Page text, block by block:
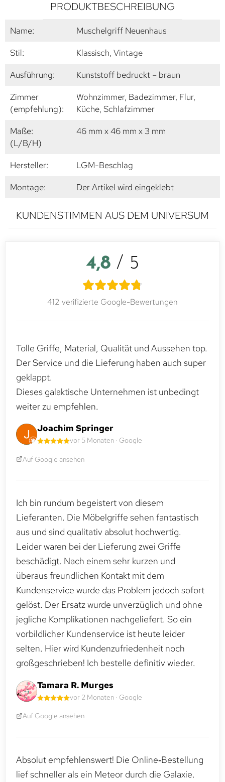
PRODUKTBESCHREIBUNG
Name:
Muschelgriff Neuenhaus
Stil:
Klassisch, Vintage
Ausführung:
Kunststoff bedruckt – braun
Zimmer
(empfehlung):
Wohnzimmer, Badezimmer, Flur,
Küche, Schlafzimmer
Maße:
(L/B/H)
46 mm x 46 mm x 3 mm
Hersteller:
LGM-Beschlag
Montage:
Der Artikel wird eingeklebt
KUNDENSTIMMEN AUS DEM UNIVERSUM
4,8 / 5
412 verifizierte Google-Bewertungen
Tolle Griffe, Material, Qualität und Aussehen top.
Der Service und die Lieferung haben auch super
geklappt.
Dieses galaktische Unternehmen ist unbedingt
weiter zu empfehlen.
Joachim Springer
vor 5 Monaten · Google
Auf Google ansehen
Ich bin rundum begeistert von diesem
Lieferanten. Die Möbelgriffe sehen fantastisch
aus und sind qualitativ absolut hochwertig.
Leider waren bei der Lieferung zwei Griffe
beschädigt. Nach einem sehr kurzen und
überaus freundlichen Kontakt mit dem
Kundenservice wurde das Problem jedoch sofort
gelöst. Der Ersatz wurde unverzüglich und ohne
jegliche Komplikationen nachgeliefert. So ein
vorbildlicher Kundenservice ist heute leider
selten. Hier wird Kundenzufriedenheit noch
großgeschrieben! Ich bestelle definitiv wieder.
Tamara R. Murges
vor 2 Monaten · Google
Auf Google ansehen
Absolut empfehlenswert! Die Online‑Bestellung
lief schneller als ein Meteor durch die Galaxie.